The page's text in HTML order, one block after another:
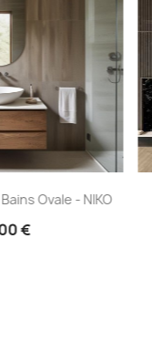
Ovale - NIKO
€